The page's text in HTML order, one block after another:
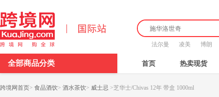
法尔曼 凌美 博朗
全部商品分类 首页 热卖现货
跨境网首页> 食品酒饮> 酒水茶饮> 威士忌 >芝华士/Chivas 12年 带盒 1000ml